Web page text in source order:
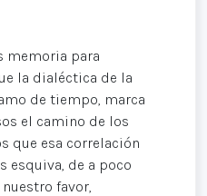
memoria para
la dialéctica de la
de tiempo, marca
el camino de los
que esa correlación
esquiva, de a poco
favor,